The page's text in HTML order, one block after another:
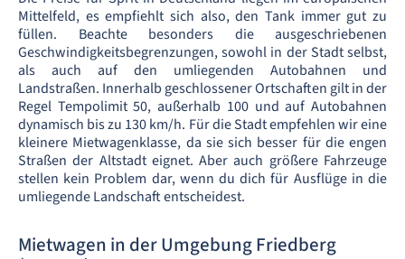
Mittelfeld, es empfiehlt sich also, den Tank immer gut zu
füllen. Beachte besonders die ausgeschriebenen
Geschwindigkeitsbegrenzungen, sowohl in der Stadt selbst,
als auch auf den umliegenden Autobahnen und
Landstraßen. Innerhalb geschlossener Ortschaften gilt in der
Regel Tempolimit 50, außerhalb 100 und auf Autobahnen
dynamisch bis zu 130 km/h. Für die Stadt empfehlen wir eine
kleinere Mietwagenklasse, da sie sich besser für die engen
Straßen der Altstadt eignet. Aber auch größere Fahrzeuge
stellen kein Problem dar, wenn du dich für Ausflüge in die
umliegende Landschaft entscheidest.
Mietwagen in der Umgebung Friedberg